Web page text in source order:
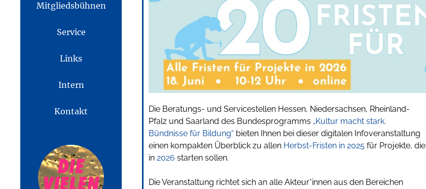
Mitgliedsbühnen
Service
Links
Intern
Kontakt
Die Beratungs- und Servicestellen Hessen, Niedersachsen, Rheinland-
Pfalz und Saarland des Bundesprogramms „Kultur macht stark.
Bündnisse für Bildung“ bieten Ihnen bei dieser digitalen Infoveranstaltung
einen kompakten Überblick zu allen Herbst-Fristen in 2025 für Projekte, die
in 2026 starten sollen.
Die Veranstaltung richtet sich an alle Akteur*innen aus den Bereichen